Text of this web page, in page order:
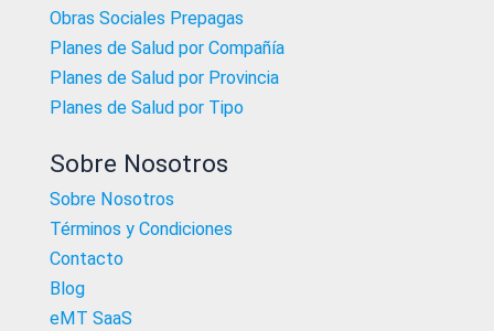
Obras Sociales Prepagas
Planes de Salud por Compañía
Planes de Salud por Provincia
Planes de Salud por Tipo
Sobre Nosotros
Sobre Nosotros
Términos y Condiciones
Contacto
Blog
eMT SaaS